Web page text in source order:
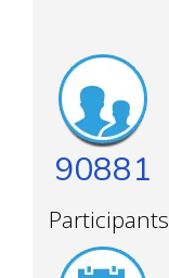
90881
Participants